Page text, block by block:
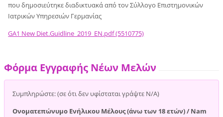
που δημοσιεύτηκε διαδικτυακά από τον Σύλλογο Επιστημονικών
Ιατρικών Υπηρεσιών Γερμανίας
GA1 New Diet.Guidline_2019_EN.pdf (5510775)
Φόρμα Εγγραφής Νέων Μελών
Συμπληρώστε: (σε ότι δεν υφίσταται γράψτε Ν/Α)
Ονοματεπώνυμο Ενήλικου Μέλους (άνω των 18 ετών) / Nam